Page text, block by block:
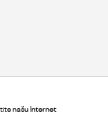
našu Internet